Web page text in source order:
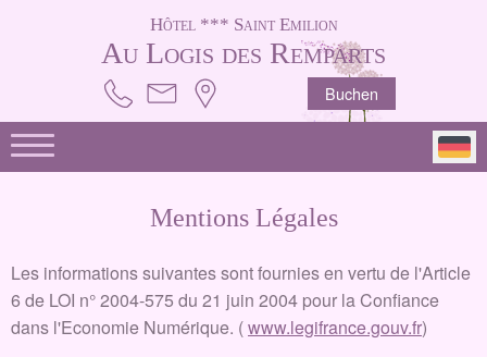
Hôtel *** Saint Emilion
Au Logis des Remparts
Buchen
Mentions Légales
Les informations suivantes sont fournies en vertu de l'Article
6 de LOI n° 2004-575 du 21 juin 2004 pour la Confiance
dans l'Economie Numérique. (www.legifrance.gouv.fr)